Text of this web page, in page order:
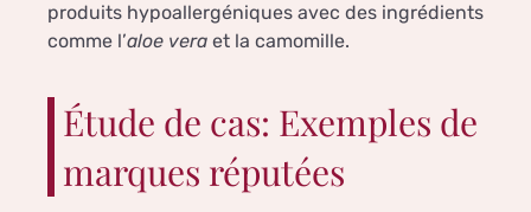
produits hypoallergéniques avec des ingrédients
comme l’aloe vera et la camomille.
Étude de cas: Exemples de
marques réputées